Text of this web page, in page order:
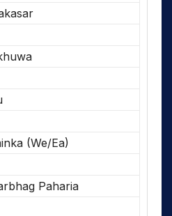
(We/Ea)
Paharia